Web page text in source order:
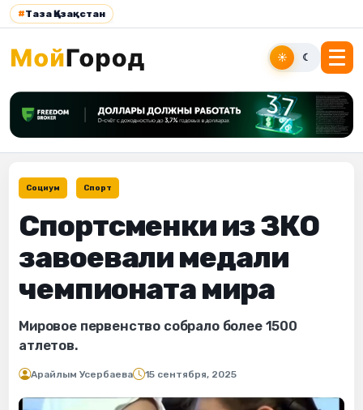
#Таза Қазақстан
☀ ☾
Социум Спорт
Спортсменки из ЗКО
завоевали медали
чемпионата мира
Мировое первенство собрало более 1500
атлетов.
Арайлым Усербаева 15 сентября, 2025